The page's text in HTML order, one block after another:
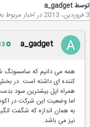
a_gadget
دراخبار مربوط به
a_gadget
همه می دانیم که سامسونگ
کننده ای داشته است. در
همراه اپل بیشترین سود
اما وضعیت این شرکت در
به همان اندازه که شگفت
نیز می باشد.